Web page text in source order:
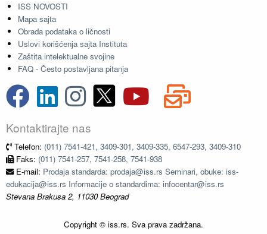
ISS NOVOSTI
Mapa sajta
Obrada podataka o ličnosti
Uslovi korišćenja sajta Instituta
Zaštita intelektualne svojine
FAQ - Često postavljana pitanja
Kontaktirajte nas
Telefon: (011) 7541-421, 3409-301, 3409-335, 6547-293, 3409-310
Faks: (011) 7541-257, 7541-258, 7541-938
E-mail: Prodaja standarda: prodaja@iss.rs Seminari, obuke: iss-
edukacija@iss.rs Informacije o standardima: infocentar@iss.rs
Stevana Brakusa 2, 11030 Beograd
Copyright © iss.rs. Sva prava zadržana.